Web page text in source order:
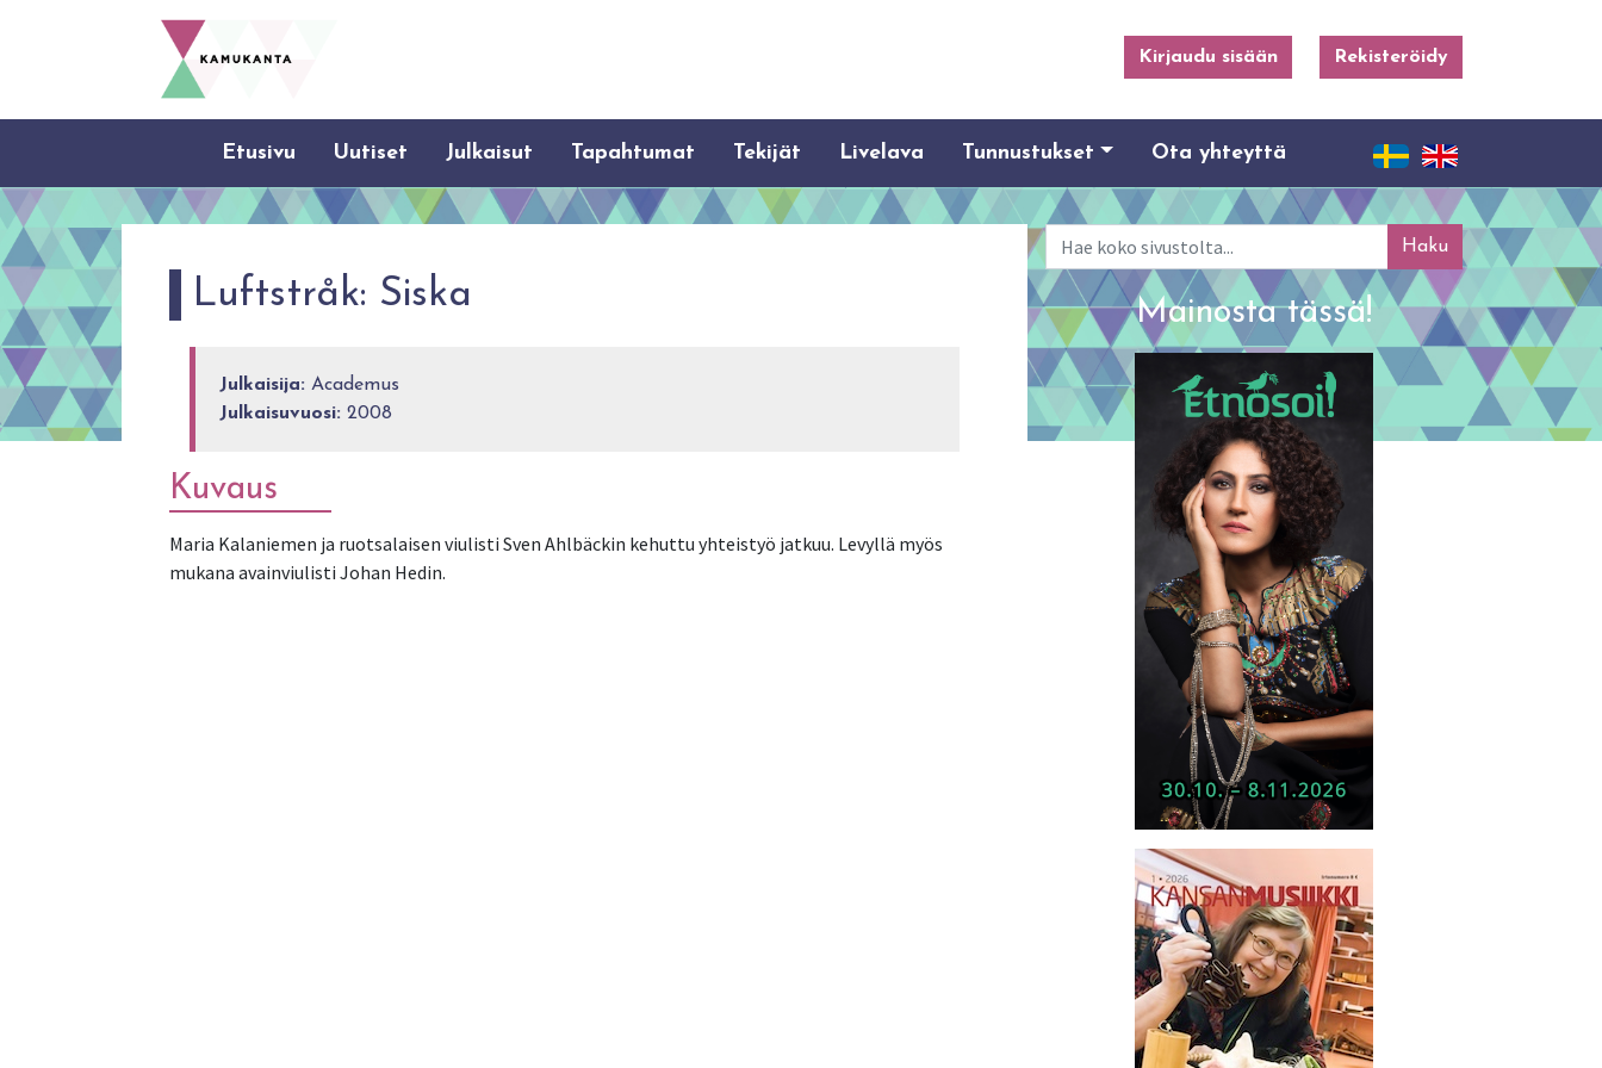
Kirjaudu sisään Rekisteröidy
Etusivu Uutiset Julkaisut Tapahtumat Tekijät Livelava Tunnustukset Ota yhteyttä
Luftstråk: Siska
Julkaisija: Academus
Julkaisuvuosi: 2008
Kuvaus
Maria Kalaniemen ja ruotsalaisen viulisti Sven Ahlbäckin kehuttu yhteistyö jatkuu. Levyllä myös
mukana avainviulisti Johan Hedin.
Haku
Mainosta tässä!